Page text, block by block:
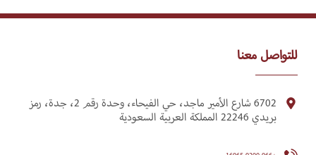
للتواصل معنا
6702 شارع الأمير ماجد، حي الفيحاء، وحدة رقم 2، جدة، رمز
بريدي 22246 المملكة العربية السعودية